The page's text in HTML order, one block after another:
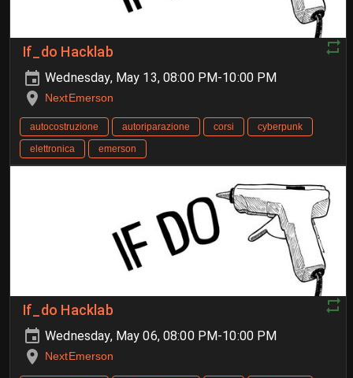
If_do Hacklab
Wednesday, May 13, 08:00 PM-10:00 PM
NextEmerson
autocostruzione autoriparazione corsi
cyberpunk
elettronica
emerson
If_do Hacklab
Wednesday, May 06, 08:00 PM-10:00 PM
NextEmerson